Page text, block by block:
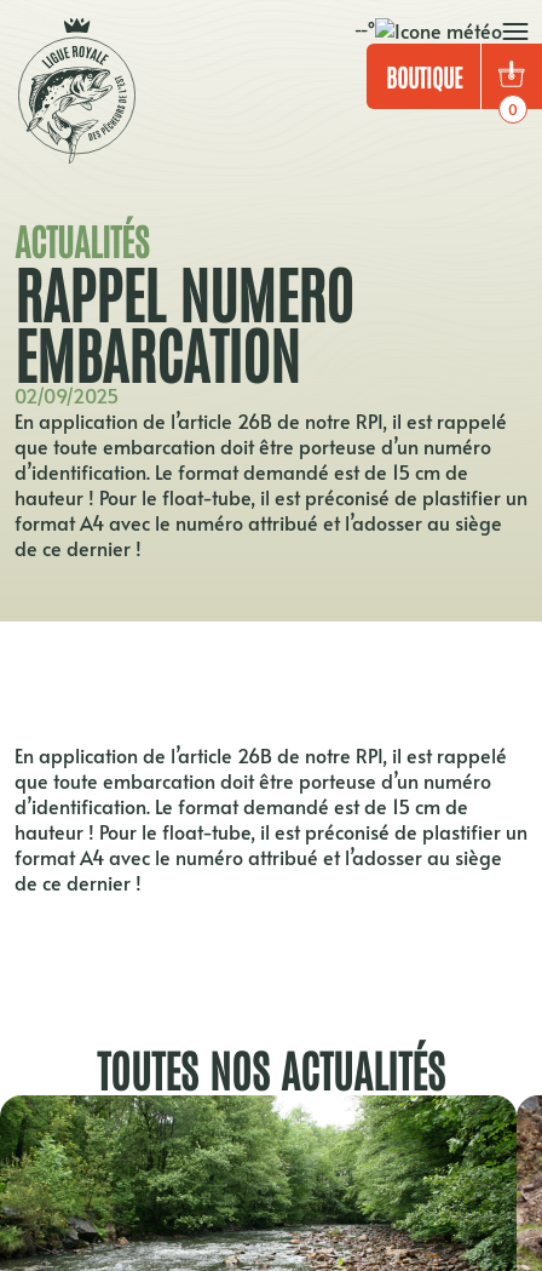
--°
BOUTIQUE
0
ACTUALITÉS
RAPPEL NUMERO
EMBARCATION
02/09/2025
En application de l’article 26B de notre RPI, il est rappelé
que toute embarcation doit être porteuse d’un numéro
d’identification. Le format demandé est de 15 cm de
hauteur ! Pour le float-tube, il est préconisé de plastifier un
format A4 avec le numéro attribué et l’adosser au siège
de ce dernier !
En application de l’article 26B de notre RPI, il est rappelé
que toute embarcation doit être porteuse d’un numéro
d’identification. Le format demandé est de 15 cm de
hauteur ! Pour le float-tube, il est préconisé de plastifier un
format A4 avec le numéro attribué et l’adosser au siège
de ce dernier !
TOUTES NOS ACTUALITÉS